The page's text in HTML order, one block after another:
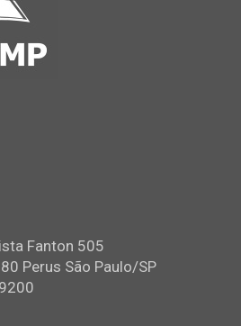
Fanton 505
Perus São Paulo/SP